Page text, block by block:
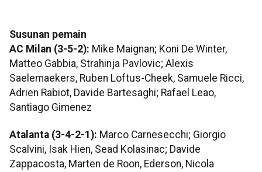
Susunan pemain
AC Milan (3-5-2): Mike Maignan; Koni De Winter,
Matteo Gabbia, Strahinja Pavlovic; Alexis
Saelemaekers, Ruben Loftus-Cheek, Samuele Ricci,
Adrien Rabiot, Davide Bartesaghi; Rafael Leao,
Santiago Gimenez
Atalanta (3-4-2-1): Marco Carnesecchi; Giorgio
Scalvini, Isak Hien, Sead Kolasinac; Davide
Zappacosta, Marten de Roon, Ederson, Nicola